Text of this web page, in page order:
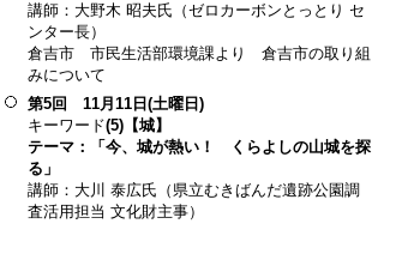
講師：大野木 昭夫氏（ゼロカーボンとっとり セ
ンター長）
倉吉市 市民生活部環境課より 倉吉市の取り組
みについて
第5回 11月11日(土曜日)
キーワード(5)【城】
テーマ：「今、城が熱い！ くらよしの山城を探
る」
講師：大川 泰広氏（県立むきばんだ遺跡公園調
査活用担当 文化財主事）